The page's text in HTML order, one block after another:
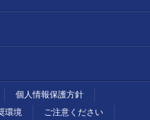
個人情報保護方針
環境 ご注意ください